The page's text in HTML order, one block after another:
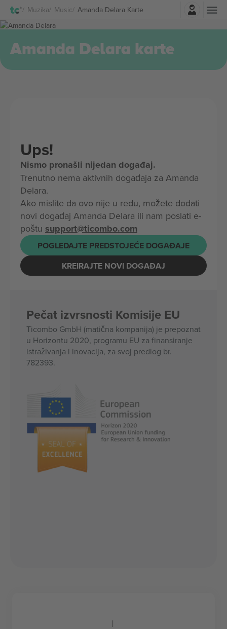
Muzika Music Amanda Delara Karte
Najavite se
Amanda Delara karte
Ups!
Nismo pronašli nijedan događaj.
Trenutno nema aktivnih događaja za Amanda
Delara.
Ako mislite da ovo nije u redu, možete dodati
novi događaj Amanda Delara ili nam poslati e-
poštu support@ticombo.com
POGLEDAJTE PREDSTOJEĆE DOGAĐAJE
KREIRAJTE NOVI DOGAĐAJ
Pečat izvrsnosti Komisije EU
Ticombo GmbH (matična kompanija) je prepoznat
u Horizontu 2020, programu EU za finansiranje
istraživanja i inovacija, za svoj predlog br.
782393.